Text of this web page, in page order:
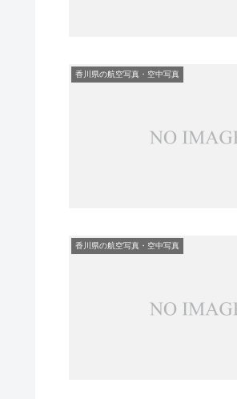
香川県の航空写真・空中写真
香川県の航空写真・空中写真